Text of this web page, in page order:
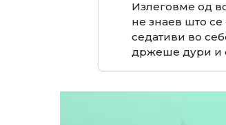
Излеговме од
не знаев што се
седативи во
држеше дури и